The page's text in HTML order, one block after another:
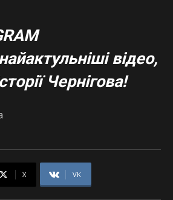
відео,
Чернігова!
X VK